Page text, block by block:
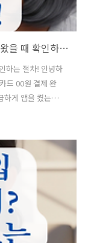
현대카드 앱 명세서 0원인데 결제 문자가 왔을 때 확인하는 절차!
하는 절차! 안녕하
드 00원 결제 완
하게 앱을 켰는데
당황스러웠던
그리고 어떻게 해
보시죠! 🔍 📋 목
인'과 '청구'의 시
가족카드 및 하이